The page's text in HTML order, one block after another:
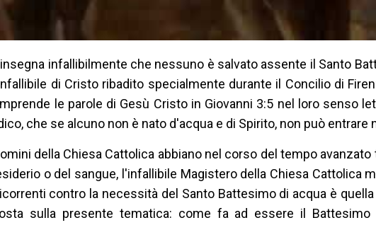
infallibilmente che nessuno è salvato assente il Santo
di Cristo ribadito specialmente durante il Concilio di
le parole di Gesù Cristo in Giovanni 3:5 nel loro senso
che se alcuno non è nato d'acqua e di Spirito, non può entrare
della Chiesa Cattolica abbiano nel corso del tempo
o del sangue, l'infallibile Magistero della Chiesa Cattolica
contro la necessità del Santo Battesimo di acqua è quella
sulla presente tematica: come fa ad essere il Battesimo